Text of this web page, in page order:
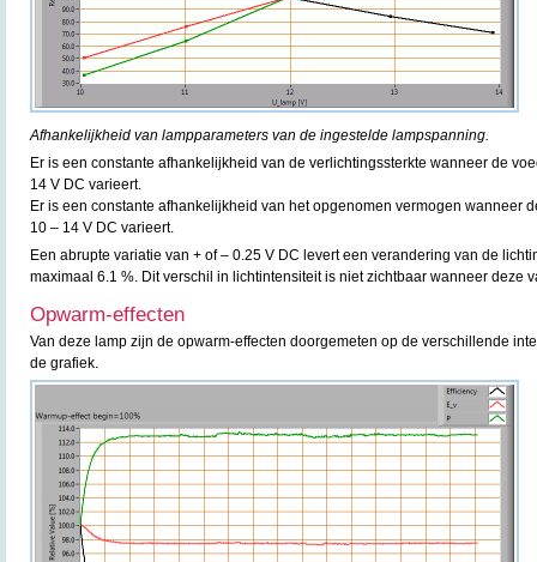
Afhankelijkheid van lampparameters van de ingestelde lampspanning.
Er is een constante afhankelijkheid van de verlichtingssterkte wanneer de
14 V DC varieert.
Er is een constante afhankelijkheid van het opgenomen vermogen wanneer
10 – 14 V DC varieert.
Een abrupte variatie van + of – 0.25 V DC levert een verandering van de
maximaal 6.1 %. Dit verschil in lichtintensiteit is niet zichtbaar wanneer deze
Opwarm-effecten
Van deze lamp zijn de opwarm-effecten doorgemeten op de verschillende
de grafiek.